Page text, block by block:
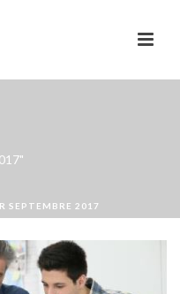
SEPTEMBRE 2017